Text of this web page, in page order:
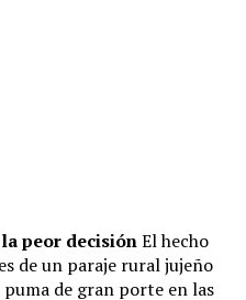
peor decisiónEl hecho
de un paraje rural jujeño
de gran porte en las